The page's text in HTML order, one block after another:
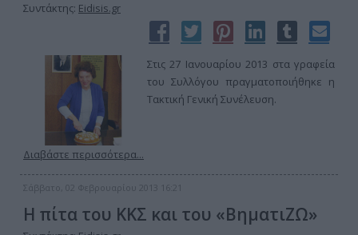
Συντάκτης: Eidisis.gr
Στις 27 Ιανουαρίου 2013 στα γραφεία
του Συλλόγου πραγματοποιήθηκε η
Τακτική Γενική Συνέλευση.
Διαβάστε περισσότερα...
Σάββατο, 02 Φεβρουαρίου 2013 16:21
Η πίτα του ΚΚΣ και του «ΒηματιΖΩ»